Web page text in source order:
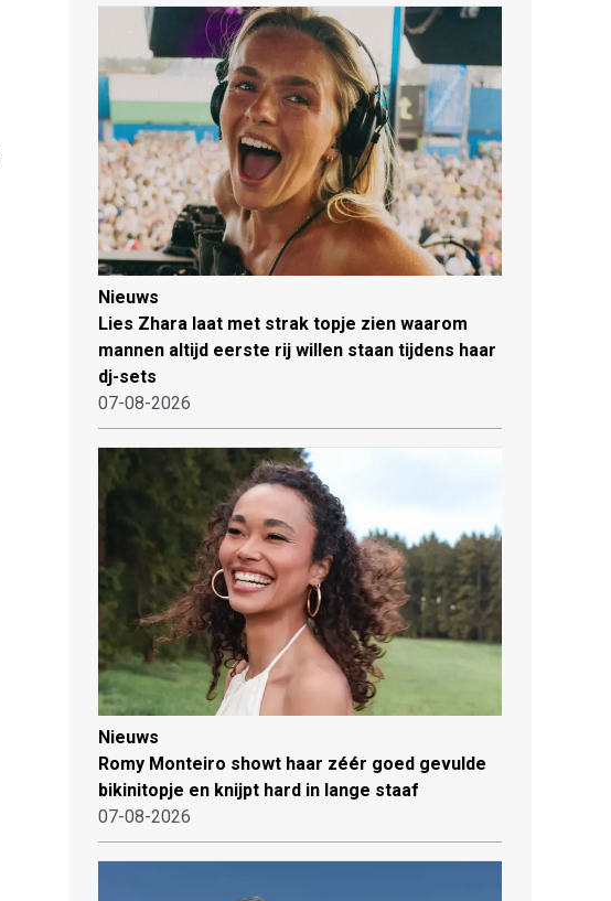
Nieuws
Lies Zhara laat met strak topje zien waarom
mannen altijd eerste rij willen staan tijdens haar
dj-sets
07-08-2026
Nieuws
Romy Monteiro showt haar zéér goed gevulde
bikinitopje en knijpt hard in lange staaf
07-08-2026